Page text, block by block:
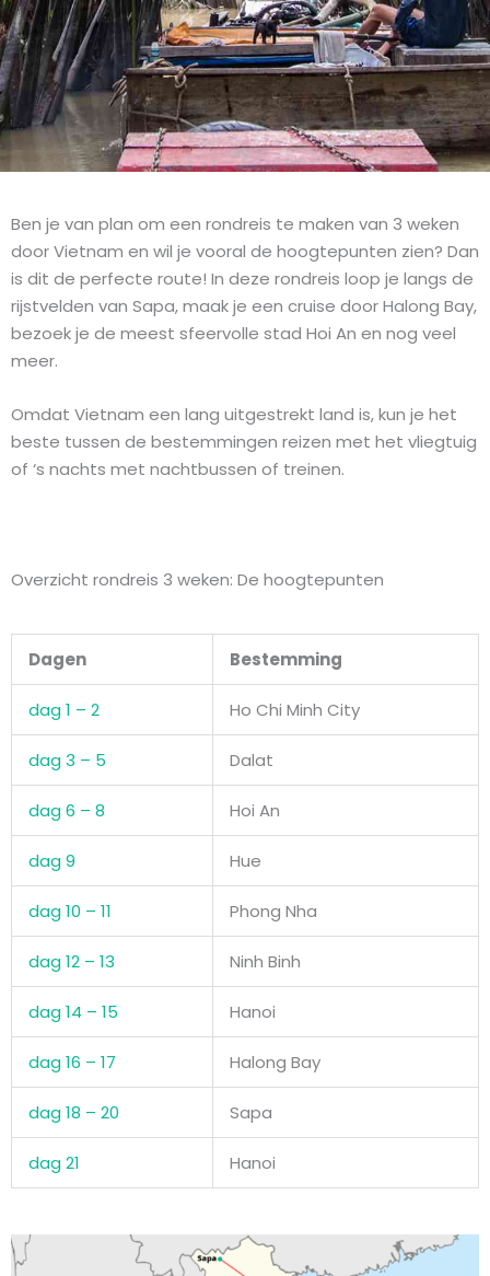
Ben je van plan om een rondreis te maken van 3 weken
door Vietnam en wil je vooral de hoogtepunten zien? Dan
is dit de perfecte route! In deze rondreis loop je langs de
rijstvelden van Sapa, maak je een cruise door Halong Bay,
bezoek je de meest sfeervolle stad Hoi An en nog veel
meer.
Omdat Vietnam een lang uitgestrekt land is, kun je het
beste tussen de bestemmingen reizen met het vliegtuig
of ‘s nachts met nachtbussen of treinen.
Overzicht rondreis 3 weken: De hoogtepunten
Dagen Bestemming
dag 1 – 2 Ho Chi Minh City
dag 3 – 5 Dalat
dag 6 – 8 Hoi An
dag 9 Hue
dag 10 – 11 Phong Nha
dag 12 – 13 Ninh Binh
dag 14 – 15 Hanoi
dag 16 – 17 Halong Bay
dag 18 – 20 Sapa
dag 21 Hanoi